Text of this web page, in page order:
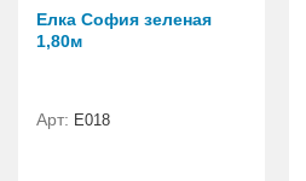
Елка София зеленая
1,80м
Арт: E018